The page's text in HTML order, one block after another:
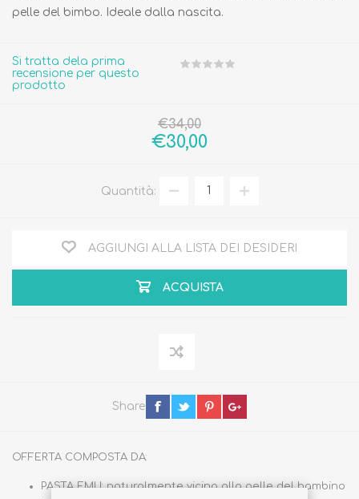
pelle del bimbo. Ideale dalla nascita.
Si tratta dela prima
recensione per questo
prodotto
€34,00
€30,00
Quantità:
AGGIUNGI ALLA LISTA DEI DESIDERI
ACQUISTA
Share
OFFERTA COMPOSTA DA:
PASTA EMU: naturalmente vicina alla pelle del bambino